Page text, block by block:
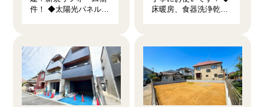
件！ ◆太陽光パネル設
8分以内で子育て環境
良好！
床暖房、食器洗浄乾燥
ダイレクトアクセス♪